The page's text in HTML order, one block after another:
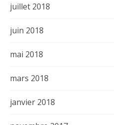
juillet 2018
juin 2018
mai 2018
mars 2018
janvier 2018